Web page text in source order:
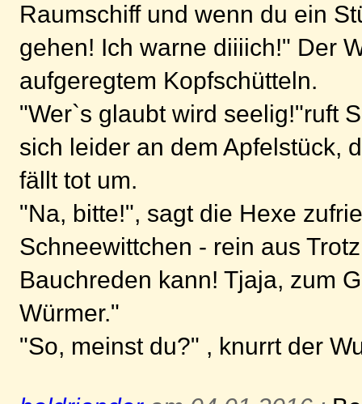
Raumschiff und wenn du ein
gehen! Ich warne diiiich!" Der
aufgeregtem Kopfschütteln.
"Wer`s glaubt wird seelig!"ruft
sich leider an dem Apfelstück,
fällt tot um.
"Na, bitte!", sagt die Hexe
Schneewittchen - rein aus
Bauchreden kann! Tjaja, zum
Würmer."
"So, meinst du?" , knurrt der